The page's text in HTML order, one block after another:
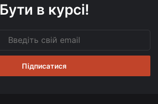
Бути в курсі!